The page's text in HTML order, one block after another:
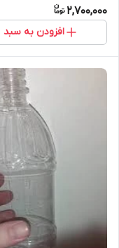
2,700,000
افزودن به سبد